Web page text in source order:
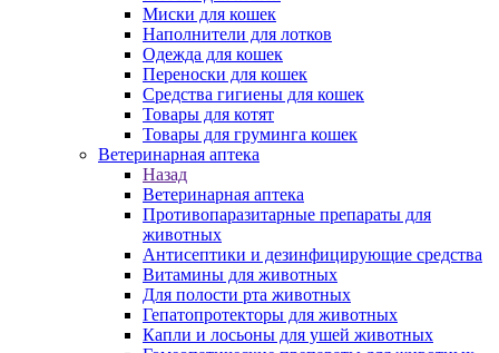
Миски для кошек
Наполнители для лотков
Одежда для кошек
Переноски для кошек
Средства гигиены для кошек
Товары для котят
Товары для груминга кошек
Ветеринарная аптека
Назад
Ветеринарная аптека
Противопаразитарные препараты для
животных
Антисептики и дезинфицирующие средства
Витамины для животных
Для полости рта животных
Гепатопротекторы для животных
Капли и лосьоны для ушей животных